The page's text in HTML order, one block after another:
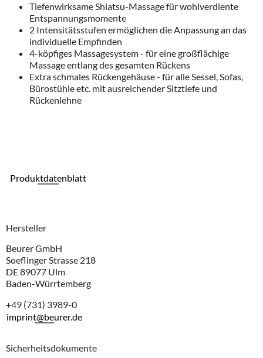
Tiefenwirksame Shiatsu-Massage für wohlverdiente
Entspannungsmomente
2 Intensitätsstufen ermöglichen die Anpassung an das
individuelle Empfinden
4-köpfiges Massagesystem - für eine großflächige
Massage entlang des gesamten Rückens
Extra schmales Rückengehäuse - für alle Sessel, Sofas,
Bürostühle etc. mit ausreichender Sitztiefe und
Rückenlehne
Produktdatenblatt
Hersteller
Beurer GmbH
Soeflinger Strasse 218
DE 89077 Ulm
Baden-Würrtemberg
+49 (731) 3989-0
imprint@beurer.de
Sicherheitsdokumente